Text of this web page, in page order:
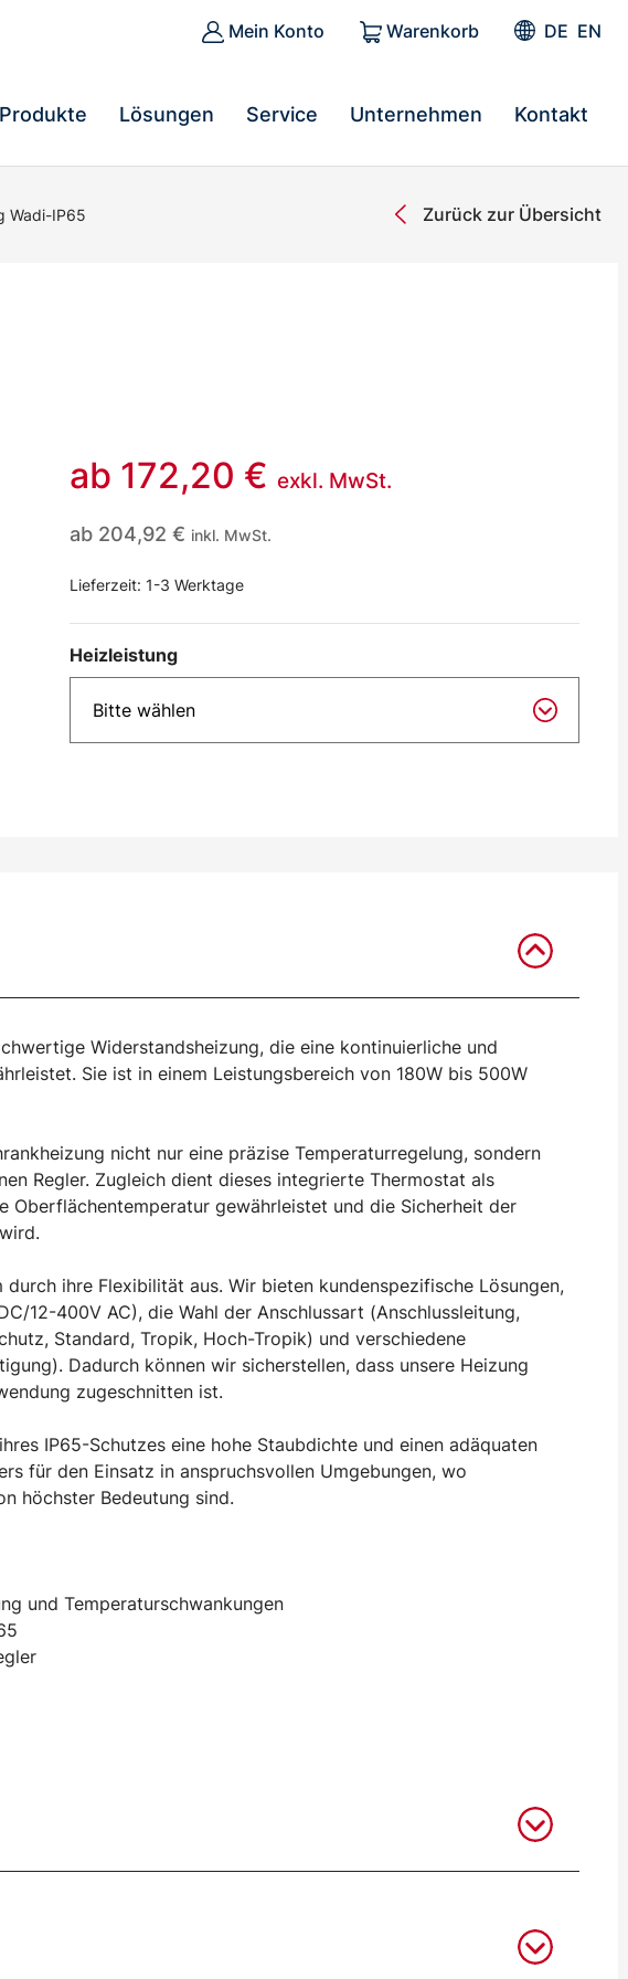
Mein Konto Warenkorb DE EN
Produkte Lösungen Service Unternehmen Kontakt
Wadi-IP65 Zurück zur Übersicht
ab 172,20 € exkl. MwSt.
ab 204,92 € inkl. MwSt.
Lieferzeit: 1-3 Werktage
Heizleistung
Widerstandsheizung, die eine kontinuierliche und
Sie ist in einem Leistungsbereich von 180W bis 500W
nicht nur eine präzise Temperaturregelung, sondern
Regler. Zugleich dient dieses integrierte Thermostat als
gewährleistet und die Sicherheit der
ihre Flexibilität aus. Wir bieten kundenspezifische Lösungen,
12-400V AC), die Wahl der Anschlussart (Anschlussleitung,
Standard, Tropik, Hoch-Tropik) und verschiedene
Dadurch können wir sicherstellen, dass unsere Heizung
zugeschnitten ist.
IP65-Schutzes eine hohe Staubdichte und einen adäquaten
für den Einsatz in anspruchsvollen Umgebungen, wo
höchster Bedeutung sind.
und Temperaturschwankungen